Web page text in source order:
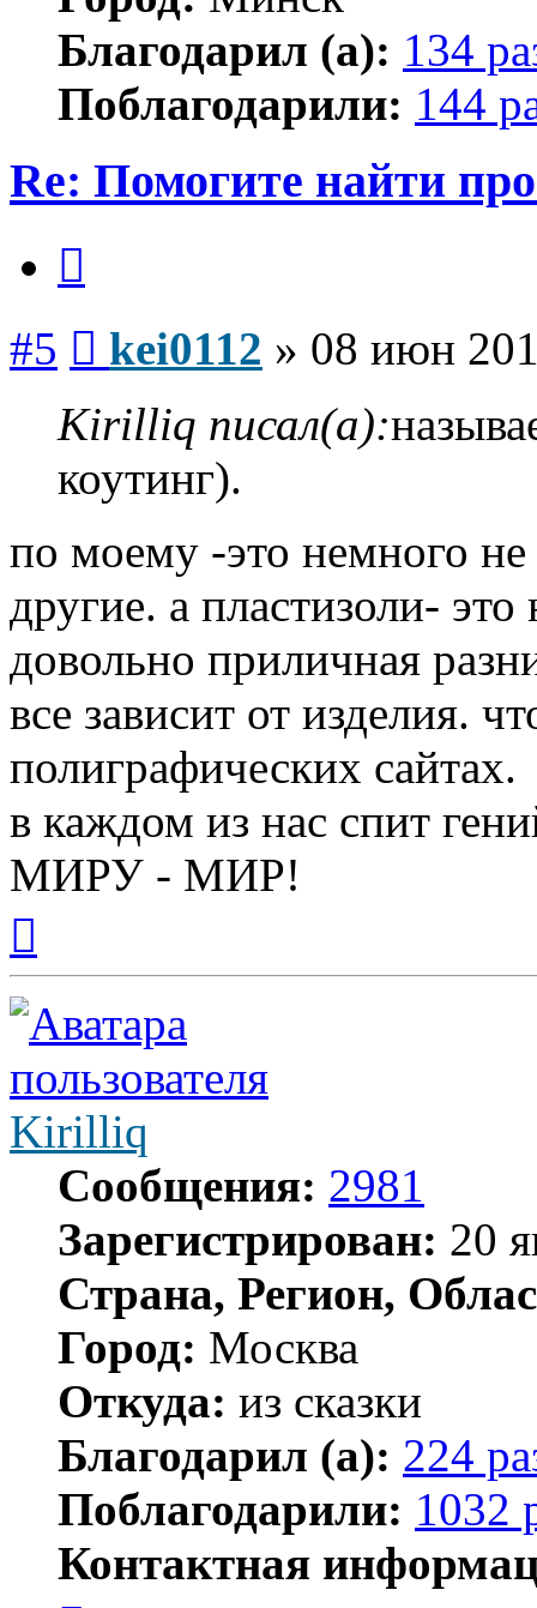
Благодарил (а): 134
Поблагодарили: 144
Re: Помогите найти
#5 kei0112 » 08 июн
Kirilliq писал(а):
коутинг).
по моему -это немного
другие. а пластизоли-
довольно приличная
все зависит от изделия.
полиграфических сайтах.
в каждом из нас спит
МИРУ - МИР!
началу
Kirilliq
Сообщения: 2981
Зарегистрирован: 20
Страна, Регион,
Город: Москва
Откуда: из сказки
Благодарил (а): 224
Поблагодарили: 1032
Контактная